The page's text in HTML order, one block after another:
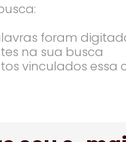
foram
na sua busca
vinculados